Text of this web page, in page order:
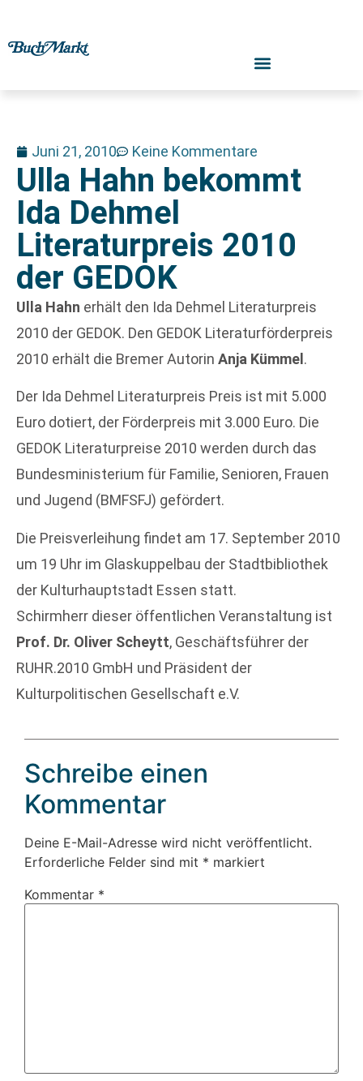
Juni 21, 2010 Keine Kommentare
Ulla Hahn bekommt
Ida Dehmel
Literaturpreis 2010
der GEDOK
Ulla Hahn erhält den Ida Dehmel Literaturpreis
2010 der GEDOK. Den GEDOK Literaturförderpreis
2010 erhält die Bremer Autorin Anja Kümmel .
Der Ida Dehmel Literaturpreis Preis ist mit 5.000
Euro dotiert, der Förderpreis mit 3.000 Euro. Die
GEDOK Literaturpreise 2010 werden durch das
Bundesministerium für Familie, Senioren, Frauen
und Jugend (BMFSFJ) gefördert.
Die Preisverleihung findet am 17. September 2010
um 19 Uhr im Glaskuppelbau der Stadtbibliothek
der Kulturhauptstadt Essen statt.
Schirmherr dieser öffentlichen Veranstaltung ist
Prof. Dr. Oliver Scheytt, Geschäftsführer der
RUHR.2010 GmbH und Präsident der
Kulturpolitischen Gesellschaft e.V.
Schreibe einen
Kommentar
Deine E-Mail-Adresse wird nicht veröffentlicht.
Erforderliche Felder sind mit * markiert
Kommentar *